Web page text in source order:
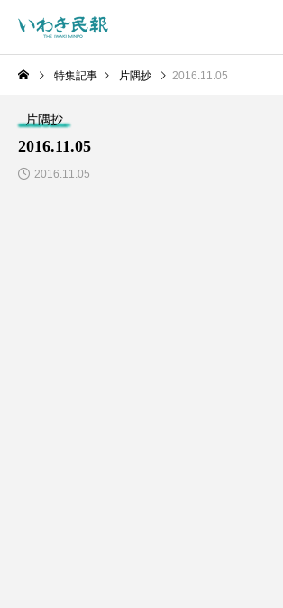
特集記事 片隅抄 2016.11.05
片隅抄
2016.11.05
2016.11.05